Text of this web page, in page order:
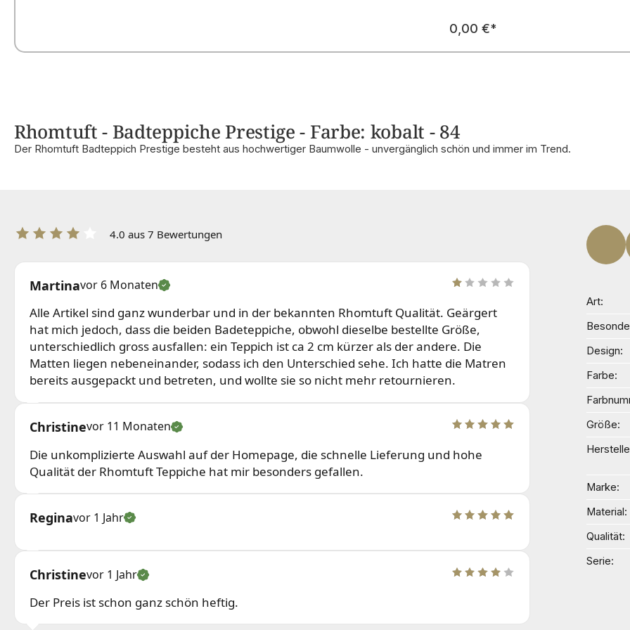
Regulärer Preis:
0,00 €*
Rhomtuft - Badteppiche Prestige - Farbe: kobalt - 84
Der Rhomtuft Badteppich Prestige besteht aus hochwertiger Baumwolle - unvergänglich schön und immer im Trend.
4.0 aus 7 Bewertungen
Martinavor 6 Monaten
Alle Artikel sind ganz wunderbar und in der bekannten Rhomtuft Qualität. Geärgert
hat mich jedoch, dass die beiden Badeteppiche, obwohl dieselbe bestellte Größe,
unterschiedlich gross ausfallen: ein Teppich ist ca 2 cm kürzer als der andere. Die
Matten liegen nebeneinander, sodass ich den Unterschied sehe. Ich hatte die Matren
bereits ausgepackt und betreten, und wollte sie so nicht mehr retournieren.
Christinevor 11 Monaten
Die unkomplizierte Auswahl auf der Homepage, die schnelle Lieferung und hohe
Qualität der Rhomtuft Teppiche hat mir besonders gefallen.
Reginavor 1 Jahr
Christinevor 1 Jahr
Der Preis ist schon ganz schön heftig.
Art
Design
Farbe
Größe
Marke
Material
Qualität
Serie